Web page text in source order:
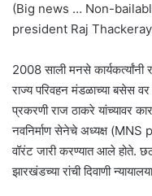
(Big news … Non-
president Raj
2008 साली मनसे कार्यकर्त्यांनी
राज्य परिवहन मंडळाच्या बसेस
प्रकरणी राज ठाकरे यांच्यावर
नवनिर्माण सेनेचे अध्यक्ष (MNS
वॉरंट जारी करण्यात आले होते.
झारखंडच्या रांची दिवाणी